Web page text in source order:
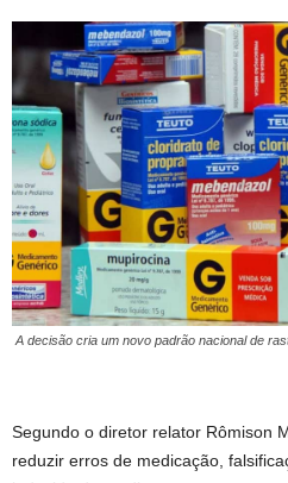
A decisão cria um novo padrão nacional de
Segundo o diretor relator Rômison
reduzir erros de medicação,